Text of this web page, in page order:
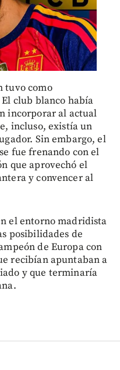
tuvo como
club blanco había
incorporar al actual
incluso, existía un
Sin embargo, el
fue frenando con el
que aprovechó el
y convencer al
el entorno madridista
posibilidades de
de Europa con
recibían apuntaban a
y que terminaría